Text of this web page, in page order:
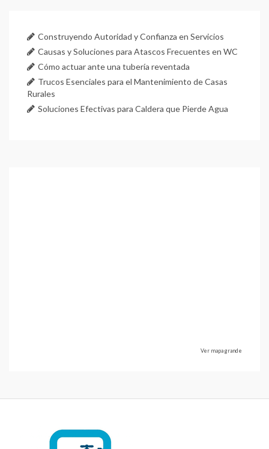
Construyendo Autoridad y Confianza en Servicios
Causas y Soluciones para Atascos Frecuentes en WC
Cómo actuar ante una tubería reventada
Trucos Esenciales para el Mantenimiento de Casas
Rurales
Soluciones Efectivas para Caldera que Pierde Agua
Ver mapa grande